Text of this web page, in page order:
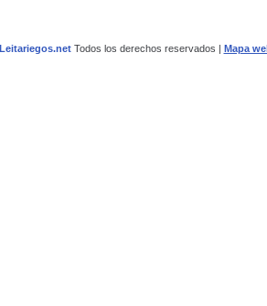
Leitariegos.netTodos los derechos reservados | Mapa